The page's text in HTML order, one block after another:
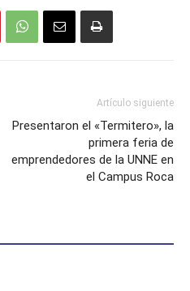
Artículo siguiente
Presentaron el «Termitero», la
primera feria de
emprendedores de la UNNE en
el Campus Roca